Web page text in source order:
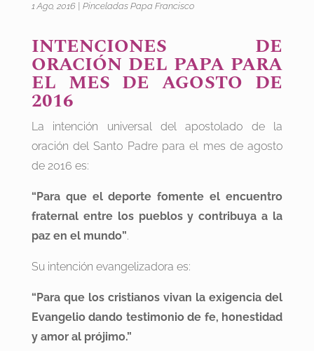
1 Ago, 2016| Pinceladas Papa Francisco
INTENCIONES DE
ORACIÓN DEL PAPA PARA
EL MES DE AGOSTO DE
2016
La intención universal del apostolado de la
oración del Santo Padre para el mes de agosto
de 2016 es:
“Para que el deporte fomente el encuentro
fraternal entre los pueblos y contribuya a la
paz en el mundo”.
Su intención evangelizadora es:
“Para que los cristianos vivan la exigencia del
Evangelio dando testimonio de fe, honestidad
y amor al prójimo.”